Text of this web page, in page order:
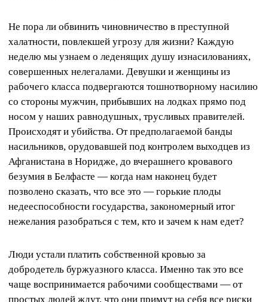
Не пора ли обвинить чиновничество в преступной
халатности, повлекшей угрозу для жизни? Каждую
неделю мы узнаем о леденящих душу изнасилованиях,
совершенных нелегалами. Девушки и женщины из
рабочего класса подвергаются тошнотворному насилию
со стороны мужчин, прибывших на лодках прямо под
носом у наших равнодушных, трусливых правителей.
Происходят и убийства. От предполагаемой банды
насильников, орудовавшей под контролем выходцев из
Афганистана в Норидже, до вчерашнего кровавого
безумия в Белфасте — когда нам наконец будет
позволено сказать, что все это — горькие плоды
недееспособности государства, закономерный итог
нежелания разобраться с тем, кто и зачем к нам едет?
Люди устали платить собственной кровью за
добродетель буржуазного класса. Именно так это все
чаще воспринимается рабочими сообществами — от
простых людей ждут, что они примут на себя все риски